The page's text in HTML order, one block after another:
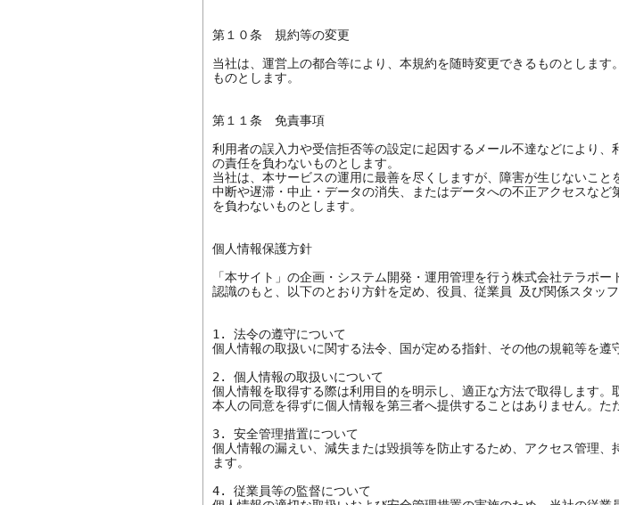
第１０条　規約等の変更
当社は、運営上の都合等により、本規約を随時変更できるものとしま
ものとします。
第１１条　免責事項
利用者の誤入力や受信拒否等の設定に起因するメール不達などにより
の責任を負わないものとします。
当社は、本サービスの運用に最善を尽くしますが、障害が生じないこ
中断や遅滞・中止・データの消失、またはデータへの不正アクセスな
を負わないものとします。
個人情報保護方針
「本サイト」の企画・システム開発・運用管理を行う株式会社テラポ
認識のもと、以下のとおり方針を定め、役員、従業員 及び関係スタッ
1. 法令の遵守について
個人情報の取扱いに関する法令、国が定める指針、その他の規範等を遵
2. 個人情報の取扱いについて
個人情報を取得する際は利用目的を明示し、適正な方法で取得します
本人の同意を得ずに個人情報を第三者へ提供することはありません。た
3. 安全管理措置について
個人情報の漏えい、減失または毀損等を防止するため、アクセス管理
ます。
4. 従業員等の監督について